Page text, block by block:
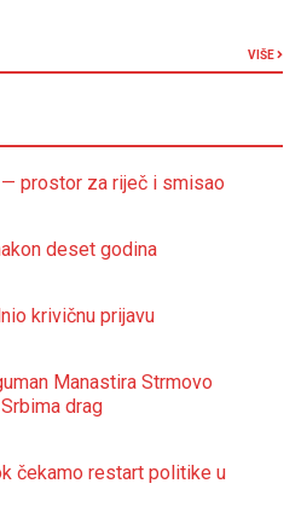
VIŠE
prostor za riječ i smisao
deset godina
krivičnu prijavu
Manastira Strmovo
drag
čekamo restart politike u